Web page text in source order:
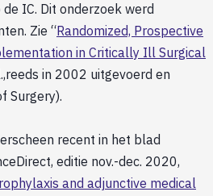
IC. Dit onderzoek werd
Zie “Randomized, Prospective
in Critically Ill Surgical
in 2002 uitgevoerd en
Surgery).
recent in het blad
editie nov.-dec. 2020,
and adjunctive medical